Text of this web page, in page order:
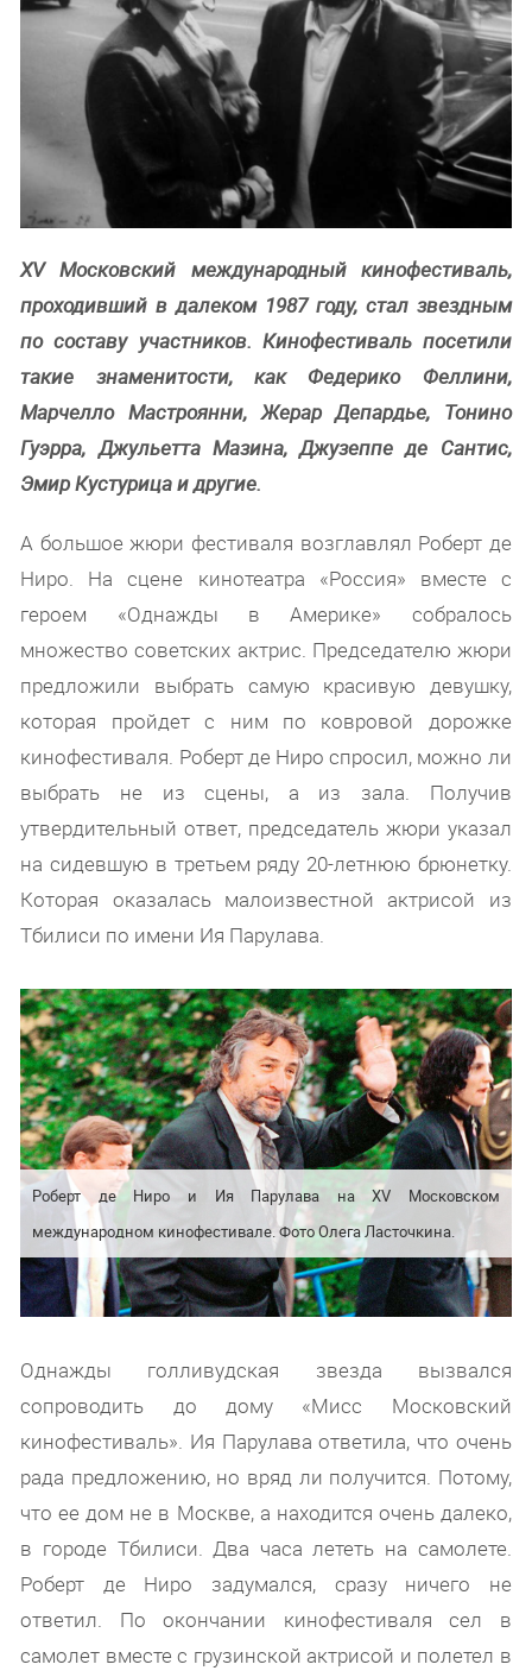
XV Московский международный кинофестиваль,
проходивший в далеком 1987 году, стал звездным
по составу участников. Кинофестиваль посетили
такие знаменитости, как Федерико Феллини,
Марчелло Мастроянни, Жерар Депардье, Тонино
Гуэрра, Джульетта Мазина, Джузеппе де Сантис,
Эмир Кустурица и другие.
А большое жюри фестиваля возглавлял Роберт де
Ниро. На сцене кинотеатра «Россия» вместе с
героем «Однажды в Америке» собралось
множество советских актрис. Председателю жюри
предложили выбрать самую красивую девушку,
которая пройдет с ним по ковровой дорожке
кинофестиваля. Роберт де Ниро спросил, можно ли
выбрать не из сцены, а из зала. Получив
утвердительный ответ, председатель жюри указал
на сидевшую в третьем ряду 20-летнюю брюнетку.
Которая оказалась малоизвестной актрисой из
Тбилиси по имени Ия Парулава.
Роберт де Ниро и Ия Парулава на XV Московском
международном кинофестивале. Фото Олега Ласточкина.
Однажды голливудская звезда вызвался
сопроводить до дому «Мисс Московский
кинофестиваль». Ия Парулава ответила, что очень
рада предложению, но вряд ли получится. Потому,
что ее дом не в Москве, а находится очень далеко,
в городе Тбилиси. Два часа лететь на самолете.
Роберт де Ниро задумался, сразу ничего не
ответил. По окончании кинофестиваля сел в
самолет вместе с грузинской актрисой и полетел в